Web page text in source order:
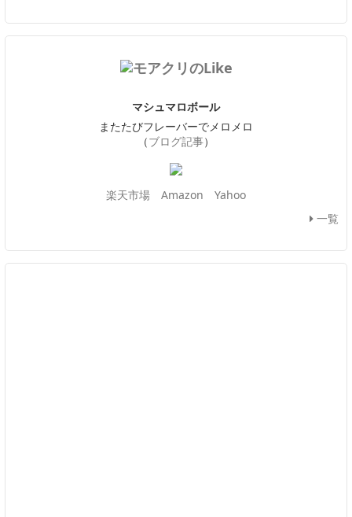
マシュマロボール
またたびフレーバーでメロメロ
（ブログ記事）
楽天市場 Amazon
Yahoo
一覧